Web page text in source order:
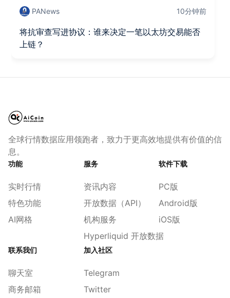
PANews 10分钟前
将抗审查写进协议：谁来决定一笔以太坊交易能否
上链？
全球行情数据应用领跑者，致力于更高效地提供有价值的信
息。
功能
实时行情
特色功能
AI网格
服务
资讯内容
开放数据（API）
机构服务
Hyperliquid 开放数据
软件下载
PC版
Android版
iOS版
联系我们
聊天室
商务邮箱
加入社区
Telegram
Twitter